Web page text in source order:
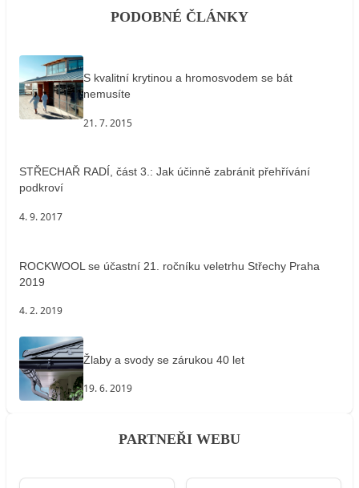
PODOBNÉ ČLÁNKY
S kvalitní krytinou a hromosvodem se bát
nemusíte
21. 7. 2015
STŘECHAŘ RADÍ, část 3.: Jak účinně zabránit přehřívání
podkroví
4. 9. 2017
ROCKWOOL se účastní 21. ročníku veletrhu Střechy Praha
2019
4. 2. 2019
Žlaby a svody se zárukou 40 let
19. 6. 2019
PARTNEŘI WEBU